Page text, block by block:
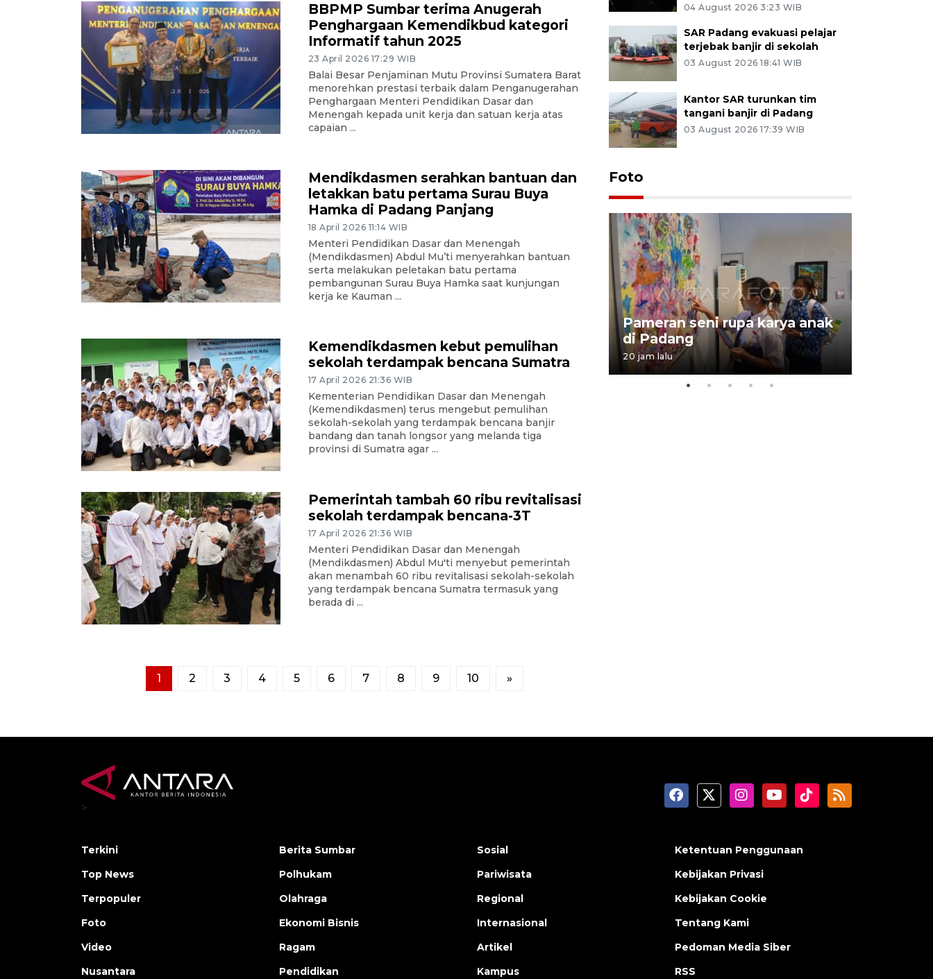
BBPMP Sumbar terima Anugerah
Penghargaan Kemendikbud kategori
Informatif tahun 2025
23 April 2026 17:29 WIB
Balai Besar Penjaminan Mutu Provinsi Sumatera Barat
menorehkan prestasi terbaik dalam Penganugerahan
Penghargaan Menteri Pendidikan Dasar dan
Menengah kepada unit kerja dan satuan kerja atas
capaian ...
Mendikdasmen serahkan bantuan dan
letakkan batu pertama Surau Buya
Hamka di Padang Panjang
18 April 2026 11:14 WIB
Menteri Pendidikan Dasar dan Menengah
(Mendikdasmen) Abdul Mu’ti menyerahkan bantuan
serta melakukan peletakan batu pertama
pembangunan Surau Buya Hamka saat kunjungan
kerja ke Kauman ...
Kemendikdasmen kebut pemulihan
sekolah terdampak bencana Sumatra
17 April 2026 21:36 WIB
Kementerian Pendidikan Dasar dan Menengah
(Kemendikdasmen) terus mengebut pemulihan
sekolah-sekolah yang terdampak bencana banjir
bandang dan tanah longsor yang melanda tiga
provinsi di Sumatra agar ...
Pemerintah tambah 60 ribu revitalisasi
sekolah terdampak bencana-3T
17 April 2026 21:36 WIB
Menteri Pendidikan Dasar dan Menengah
(Mendikdasmen) Abdul Mu'ti menyebut pemerintah
akan menambah 60 ribu revitalisasi sekolah-sekolah
yang terdampak bencana Sumatra termasuk yang
berada di ...
1 2 3 4 5 6 7 8 9 10 »
04 August 2026 3:23 WIB
SAR Padang evakuasi pelajar
terjebak banjir di sekolah
03 August 2026 18:41 WIB
Kantor SAR turunkan tim
tangani banjir di Padang
03 August 2026 17:39 WIB
Foto
Sumbar
05 August 2026 10:33 WIB
Pameran seni rupa karya anak
di Padang
20 jam lalu
>
Terkini
Top News
Terpopuler
Foto
Video
Nusantara
Berita Sumbar
Polhukam
Olahraga
Ekonomi Bisnis
Ragam
Pendidikan
Sosial
Pariwisata
Regional
Internasional
Artikel
Kampus
Ketentuan Penggunaan
Kebijakan Privasi
Kebijakan Cookie
Tentang Kami
Pedoman Media Siber
RSS